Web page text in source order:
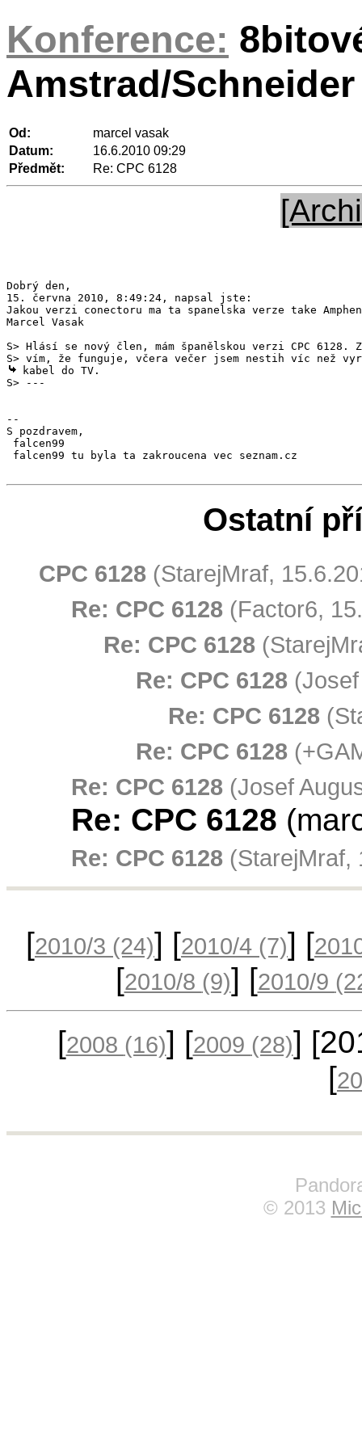
Konference:
Amstrad/Schneider
Od:
marcel vasak
Datum:
16.6.2010 09:29
Předmět:
Re: CPC 6128
Dobrý den,
15. června 2010, 8:49:24, napsal jste:
Jakou verzi conectoru ma ta spanelska verze take
Marcel Vasak
S> Hlásí se nový člen, mám španělskou verzi CPC 6128.
kabel do TV.
S> ---
--
S pozdravem,
falcen99
falcen99 tu byla ta zakroucena vec seznam.cz
Ostatní
CPC 6128 (StarejMraf,
Re: CPC 6128 (Factor6,
Re: CPC 6128
Re: CPC 6128
Re: CPC 6128
Re: CPC 6128
Re: CPC 6128 (Josef
Re: CPC 6128
Re: CPC 6128 (StarejMraf,
[2010/3 (24)] [2010/4 (7)] [
[2010/8 (9)] [2010/9
[2008 (16)] [2009 (28)]
[
© 2013